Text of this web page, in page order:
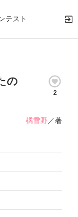
テスト
の
2
橘雪野 ／著